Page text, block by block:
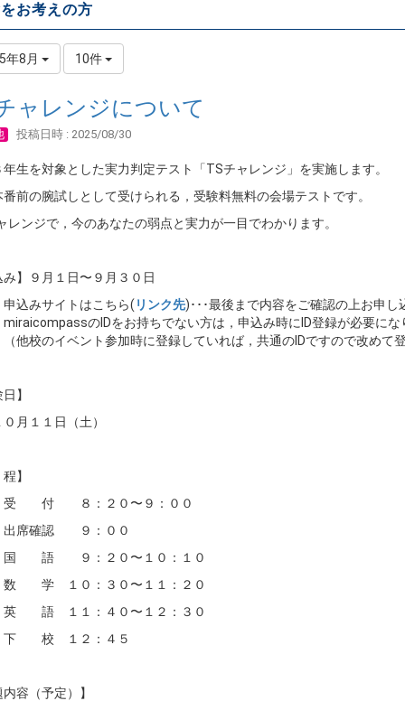
お考えの方
年8月 10件
ャレンジについて
投稿日時 : 2025/08/30
生を対象とした実力判定テスト「TSチャレンジ」を実施します。
前の腕試しとして受けられる，受験料無料の会場テストです。
レンジで，今のあなたの弱点と実力が一目でわかります。
】９月１日〜９月３０日
サイトはこちら( リンク先)･･･最後まで内容をご確認の上お申し
のIDをお持ちでない方は，申込み時にID登録が必要にな
のイベント参加時に登録していれば，共通のIDですので改めて登
】
１１日（土）
】
８：２０〜９：００
確認 ９：００
９：２０〜１０：１０
１０：３０〜１１：２０
１１：４０〜１２：３０
１２：４５
容（予定）】